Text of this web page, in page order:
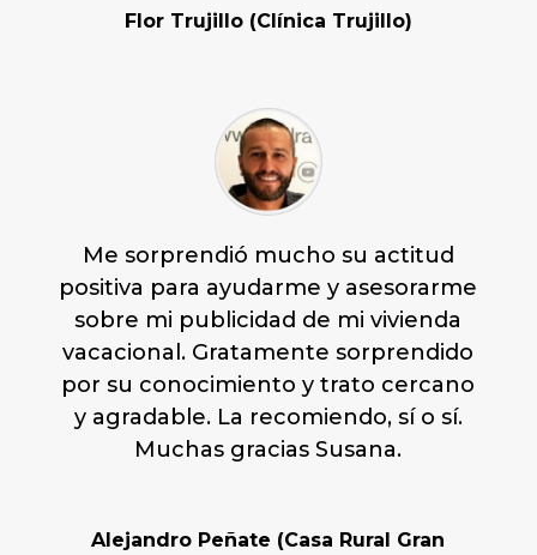
Flor Trujillo (Clínica Trujillo)
Me sorprendió mucho su actitud
positiva para ayudarme y asesorarme
sobre mi publicidad de mi vivienda
vacacional. Gratamente sorprendido
por su conocimiento y trato cercano
y agradable. La recomiendo, sí o sí.
Muchas gracias Susana.
Alejandro Peñate (Casa Rural Gran